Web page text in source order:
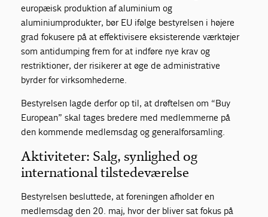
europæisk produktion af aluminium og
aluminiumprodukter, bør EU ifølge bestyrelsen i højere
grad fokusere på at effektivisere eksisterende værktøjer
som antidumping frem for at indføre nye krav og
restriktioner, der risikerer at øge de administrative
byrder for virksomhederne.
Bestyrelsen lagde derfor op til, at drøftelsen om “Buy
European” skal tages bredere med medlemmerne på
den kommende medlemsdag og generalforsamling.
Aktiviteter: Salg, synlighed og
international tilstedeværelse
Bestyrelsen besluttede, at foreningen afholder en
medlemsdag den 20. maj, hvor der bliver sat fokus på